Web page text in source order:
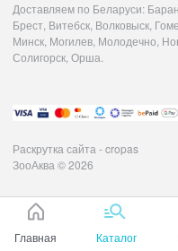
Доставляем по Беларуси:
Брест, Витебск, Волковыск,
Минск, Могилев, Молодечно,
Солигорск, Орша.
Раскрутка сайта - cropas
ЗооАква © 2026
Главная Каталог